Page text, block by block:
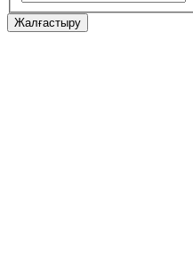
Жалғастыру